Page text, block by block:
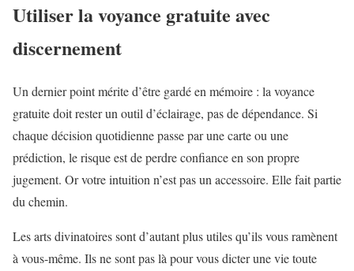
Utiliser la voyance gratuite avec
discernement
Un dernier point mérite d’être gardé en mémoire : la voyance
gratuite doit rester un outil d’éclairage, pas de dépendance. Si
chaque décision quotidienne passe par une carte ou une
prédiction, le risque est de perdre confiance en son propre
jugement. Or votre intuition n’est pas un accessoire. Elle fait partie
du chemin.
Les arts divinatoires sont d’autant plus utiles qu’ils vous ramènent
à vous-même. Ils ne sont pas là pour vous dicter une vie toute